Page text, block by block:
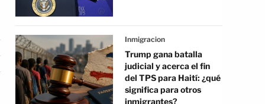
Inmigracion
Trump gana batalla
judicial y acerca el fin
del TPS para Haití: ¿qué
significa para otros
inmigrantes?